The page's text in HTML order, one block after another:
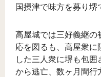
国摂津で味方を募り堺
高屋城では三好義継の
応を図るも、高屋衆に
した三人衆に堺も包
から逃亡、数ヶ月間行